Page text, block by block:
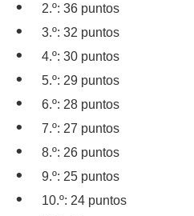
2.º: 36 puntos
3.º: 32 puntos
4.º: 30 puntos
5.º: 29 puntos
6.º: 28 puntos
7.º: 27 puntos
8.º: 26 puntos
9.º: 25 puntos
10.º: 24 puntos